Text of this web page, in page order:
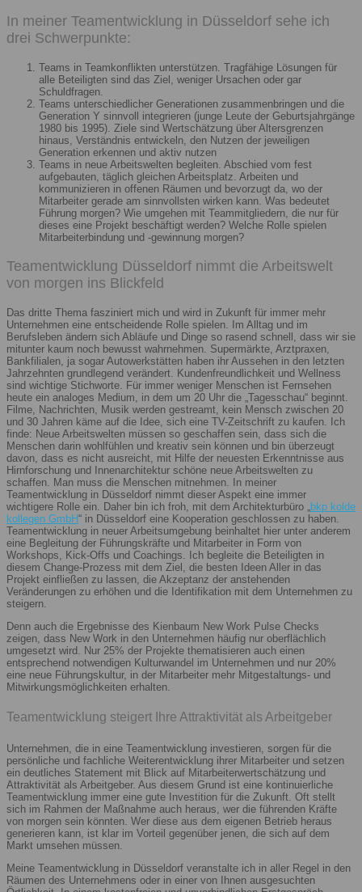
In meiner Teamentwicklung in Düsseldorf sehe ich
drei Schwerpunkte:
Teams in Teamkonflikten unterstützen. Tragfähige Lösungen für
alle Beteiligten sind das Ziel, weniger Ursachen oder gar
Schuldfragen.
Teams unterschiedlicher Generationen zusammenbringen und die
Generation Y sinnvoll integrieren (junge Leute der Geburtsjahrgänge
1980 bis 1995). Ziele sind Wertschätzung über Altersgrenzen
hinaus, Verständnis entwickeln, den Nutzen der jeweiligen
Generation erkennen und aktiv nutzen
Teams in neue Arbeitswelten begleiten. Abschied vom fest
aufgebauten, täglich gleichen Arbeitsplatz. Arbeiten und
kommunizieren in offenen Räumen und bevorzugt da, wo der
Mitarbeiter gerade am sinnvollsten wirken kann. Was bedeutet
Führung morgen? Wie umgehen mit Teammitgliedern, die nur für
dieses eine Projekt beschäftigt werden? Welche Rolle spielen
Mitarbeiterbindung und -gewinnung morgen?
Teamentwicklung Düsseldorf nimmt die Arbeitswelt
von morgen ins Blickfeld
Das dritte Thema fasziniert mich und wird in Zukunft für immer mehr
Unternehmen eine entscheidende Rolle spielen. Im Alltag und im
Berufsleben ändern sich Abläufe und Dinge so rasend schnell, dass wir sie
mitunter kaum noch bewusst wahrnehmen. Supermärkte, Arztpraxen,
Bankfilialen, ja sogar Autowerkstätten haben ihr Aussehen in den letzten
Jahrzehnten grundlegend verändert. Kundenfreundlichkeit und Wellness
sind wichtige Stichworte. Für immer weniger Menschen ist Fernsehen
heute ein analoges Medium, in dem um 20 Uhr die „Tagesschau“ beginnt.
Filme, Nachrichten, Musik werden gestreamt, kein Mensch zwischen 20
und 30 Jahren käme auf die Idee, sich eine TV-Zeitschrift zu kaufen. Ich
finde: Neue Arbeitswelten müssen so geschaffen sein, dass sich die
Menschen darin wohlfühlen und kreativ sein können und bin überzeugt
davon, dass es nicht ausreicht, mit Hilfe der neuesten Erkenntnisse aus
Hirnforschung und Innenarchitektur schöne neue Arbeitswelten zu
schaffen. Man muss die Menschen mitnehmen. In meiner
Teamentwicklung in Düsseldorf nimmt dieser Aspekt eine immer
wichtigere Rolle ein. Daher bin ich froh, mit dem Architekturbüro „bkp kolde
kollegen GmbH“ in Düsseldorf eine Kooperation geschlossen zu haben.
Teamentwicklung in neuer Arbeitsumgebung beinhaltet hier unter anderem
eine Begleitung der Führungskräfte und Mitarbeiter in Form von
Workshops, Kick-Offs und Coachings. Ich begleite die Beteiligten in
diesem Change-Prozess mit dem Ziel, die besten Ideen Aller in das
Projekt einfließen zu lassen, die Akzeptanz der anstehenden
Veränderungen zu erhöhen und die Identifikation mit dem Unternehmen zu
steigern.
Denn auch die Ergebnisse des Kienbaum New Work Pulse Checks
zeigen, dass New Work in den Unternehmen häufig nur oberflächlich
umgesetzt wird. Nur 25% der Projekte thematisieren auch einen
entsprechend notwendigen Kulturwandel im Unternehmen und nur 20%
eine neue Führungskultur, in der Mitarbeiter mehr Mitgestaltungs- und
Mitwirkungsmöglichkeiten erhalten.
Teamentwicklung steigert Ihre Attraktivität als Arbeitgeber
Unternehmen, die in eine Teamentwicklung investieren, sorgen für die
persönliche und fachliche Weiterentwicklung ihrer Mitarbeiter und setzen
ein deutliches Statement mit Blick auf Mitarbeiterwertschätzung und
Attraktivität als Arbeitgeber. Aus diesem Grund ist eine kontinuierliche
Teamentwicklung immer eine gute Investition für die Zukunft. Oft stellt
sich im Rahmen der Maßnahme auch heraus, wer die führenden Kräfte
von morgen sein könnten. Wer diese aus dem eigenen Betrieb heraus
generieren kann, ist klar im Vorteil gegenüber jenen, die sich auf dem
Markt umsehen müssen.
Meine Teamentwicklung in Düsseldorf veranstalte ich in aller Regel in den
Räumen des Unternehmens oder in einer von Ihnen ausgesuchten